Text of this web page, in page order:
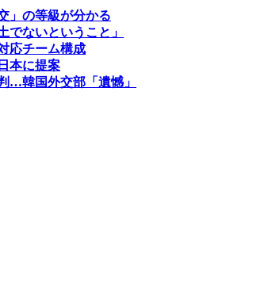
」の等級が分かる
ないということ」
応チーム構成
本に提案
…韓国外交部「遺憾」